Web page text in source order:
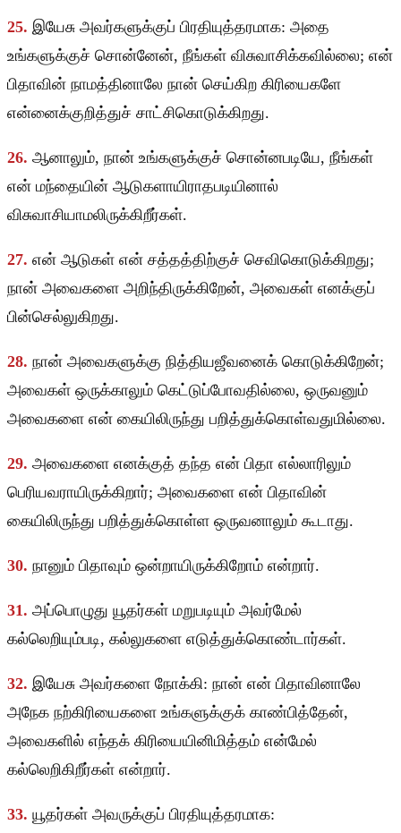
25. இயேசு அவர்களுக்குப் பிரதியுத்தரமாக: அதை
உங்களுக்குச் சொன்னேன், நீங்கள் விசுவாசிக்கவில்லை; என்
பிதாவின் நாமத்தினாலே நான் செய்கிற கிரியைகளே
என்னைக்குறித்துச் சாட்சிகொடுக்கிறது.
26. ஆனாலும், நான் உங்களுக்குச் சொன்னபடியே, நீங்கள்
என் மந்தையின் ஆடுகளாயிராதபடியினால்
விசுவாசியாமலிருக்கிறீர்கள்.
27. என் ஆடுகள் என் சத்தத்திற்குச் செவிகொடுக்கிறது;
நான் அவைகளை அறிந்திருக்கிறேன், அவைகள் எனக்குப்
பின்செல்லுகிறது.
28. நான் அவைகளுக்கு நித்தியஜீவனைக் கொடுக்கிறேன்;
அவைகள் ஒருக்காலும் கெட்டுப்போவதில்லை, ஒருவனும்
அவைகளை என் கையிலிருந்து பறித்துக்கொள்வதுமில்லை.
29. அவைகளை எனக்குத் தந்த என் பிதா எல்லாரிலும்
பெரியவராயிருக்கிறார்; அவைகளை என் பிதாவின்
கையிலிருந்து பறித்துக்கொள்ள ஒருவனாலும் கூடாது.
30. நானும் பிதாவும் ஒன்றாயிருக்கிறோம் என்றார்.
31. அப்பொழுது யூதர்கள் மறுபடியும் அவர்மேல்
கல்லெறியும்படி, கல்லுகளை எடுத்துக்கொண்டார்கள்.
32. இயேசு அவர்களை நோக்கி: நான் என் பிதாவினாலே
அநேக நற்கிரியைகளை உங்களுக்குக் காண்பித்தேன்,
அவைகளில் எந்தக் கிரியையினிமித்தம் என்மேல்
கல்லெறிகிறீர்கள் என்றார்.
33. யூதர்கள் அவருக்குப் பிரதியுத்தரமாக: